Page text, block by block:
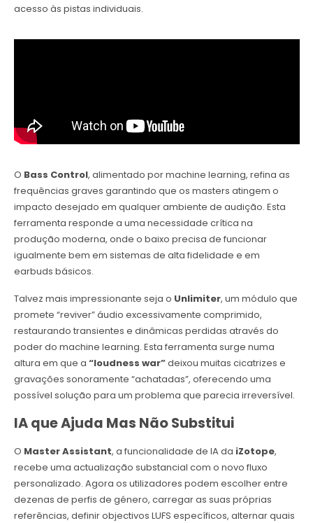
acesso às pistas individuais.
O Bass Control, alimentado por machine learning, refina as
frequências graves garantindo que os masters atingem o
impacto desejado em qualquer ambiente de audição. Esta
ferramenta responde a uma necessidade crítica na
produção moderna, onde o baixo precisa de funcionar
igualmente bem em sistemas de alta fidelidade e em
earbuds básicos.
Talvez mais impressionante seja o Unlimiter, um módulo que
promete “reviver” áudio excessivamente comprimido,
restaurando transientes e dinâmicas perdidas através do
poder do machine learning. Esta ferramenta surge numa
altura em que a “loudness war”deixou muitas cicatrizes e
gravações sonoramente “achatadas”, oferecendo uma
possível solução para um problema que parecia irreversível.
IA que Ajuda Mas Não Substitui
O Master Assistant, a funcionalidade de IA da iZotope,
recebe uma actualização substancial com o novo fluxo
personalizado. Agora os utilizadores podem escolher entre
dezenas de perfis de género, carregar as suas próprias
referências, definir objectivos LUFS específicos, alternar quais